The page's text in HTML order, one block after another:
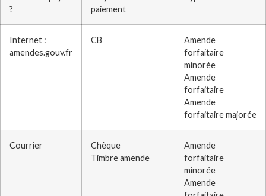
?
paiement
Internet :
amendes.gouv.fr
CB
Amende
forfaitaire
minorée
Amende
forfaitaire
Amende
forfaitaire majorée
Courrier
Chèque
Timbre amende
Amende
forfaitaire
minorée
Amende